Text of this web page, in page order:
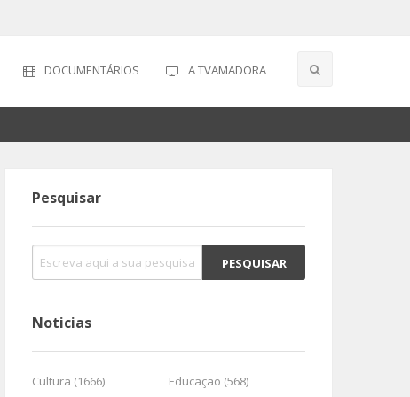
DOCUMENTÁRIOS A TVAMADORA
Pesquisar
Noticias
Cultura (1666)
Educação (568)